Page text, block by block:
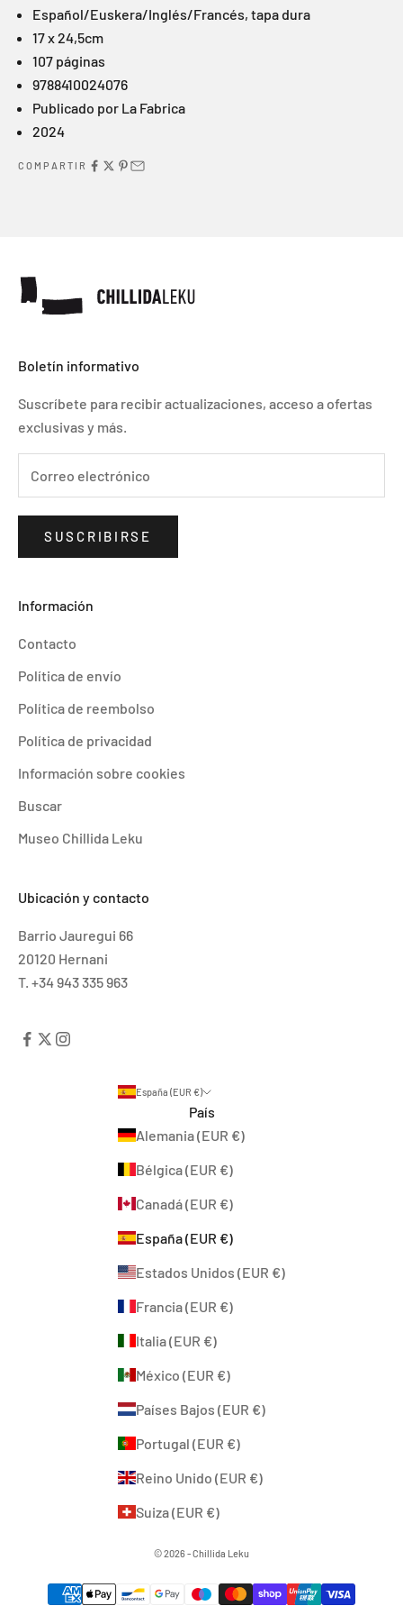
Español/Euskera/Inglés/Francés, tapa dura
17 x 24,5cm
107 páginas
9788410024076
Publicado por La Fabrica
2024
COMPARTIR
Boletín informativo
Suscríbete para recibir actualizaciones, acceso a ofertas
exclusivas y más.
SUSCRIBIRSE
Información
Contacto
Política de envío
Política de reembolso
Política de privacidad
Información sobre cookies
Buscar
Museo Chillida Leku
Ubicación y contacto
Barrio Jauregui 66
20120 Hernani
T. +34 943 335 963
España (EUR €)
País
Alemania (EUR €)
Bélgica (EUR €)
Canadá (EUR €)
España (EUR €)
Estados Unidos (EUR €)
Francia (EUR €)
Italia (EUR €)
México (EUR €)
Países Bajos (EUR €)
Portugal (EUR €)
Reino Unido (EUR €)
Suiza (EUR €)
© 2026 - Chillida Leku